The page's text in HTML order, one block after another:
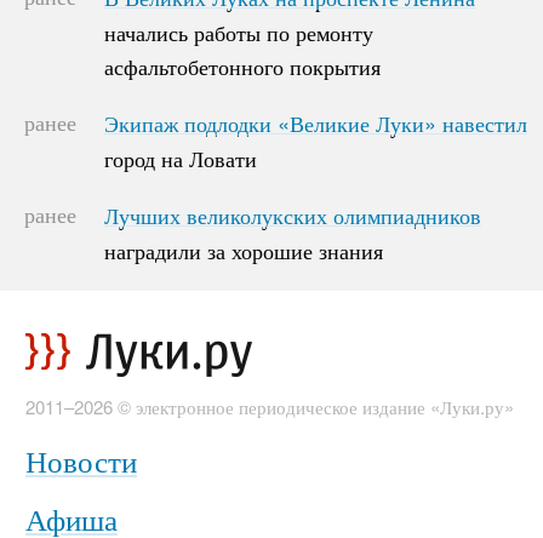
начались работы по ремонту
асфальтобетонного покрытия
начались работы по ремонту
асфальтобетонного покрытия
ранее
Экипаж подлодки «Великие Луки» навестил
город на Ловати
Экипаж подлодки «Великие Луки» навестил
город на Ловати
ранее
Лучших великолукских олимпиадников
наградили за хорошие знания
Лучших великолукских олимпиадников
наградили за хорошие знания
2011–2026 © электронное периодическое издание «Луки.ру»
Новости
Афиша